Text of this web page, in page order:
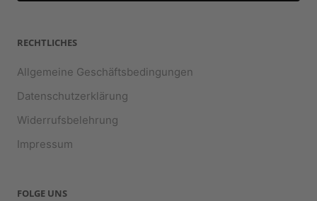
RECHTLICHES
Allgemeine Geschäftsbedingungen
Datenschutzerklärung
Widerrufsbelehrung
Impressum
FOLGE UNS